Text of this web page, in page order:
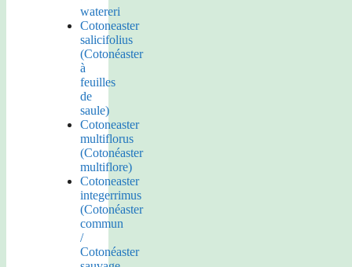
watereri
Cotoneaster
salicifolius
(Cotonéaster
à
feuilles
de
saule)
Cotoneaster
multiflorus
(Cotonéaster
multiflore)
Cotoneaster
integerrimus
(Cotonéaster
commun
/
Cotonéaster